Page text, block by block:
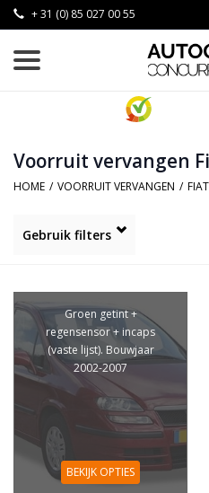
+ 31 (0) 85 027 00 55
Voorruit vervangen
HOME / VOORRUIT VERVANGEN / FIAT
Gebruik filters
Groen getint +
regensensor + incaps
(vaste lijst). Bouwjaar
2002-2007
BEKIJK OPTIES